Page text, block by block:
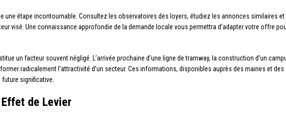
une étape incontournable. Consultez les observatoires des loyers, étudiez les annonces similaires et
visé. Une connaissance approfondie de la demande locale vous permettra d’adapter votre offre
un facteur souvent négligé. L’arrivée prochaine d’une ligne de tramway, la construction d’un
radicalement l’attractivité d’un secteur. Ces informations, disponibles auprès des mairies et des
significative.
de Levier